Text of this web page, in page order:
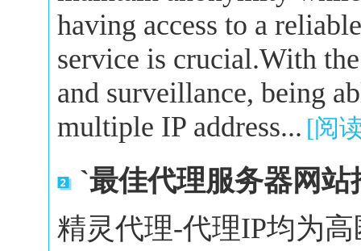
having access to a
service is crucial.With
and surveillance, being
multiple IP address... [阅
`最佳代理服务器网
精灵代理-代理IP均为